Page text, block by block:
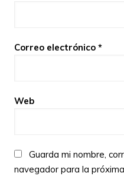
Correo electrónico *
Web
Guarda mi nombre,
navegador para la